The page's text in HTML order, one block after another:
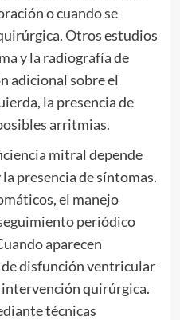
o cuando se
Otros estudios
y la radiografía de
adicional sobre el
la presencia de
arritmias.
mitral depende
presencia de síntomas.
el manejo
periódico
aparecen
disfunción ventricular
intervención quirúrgica.
técnicas